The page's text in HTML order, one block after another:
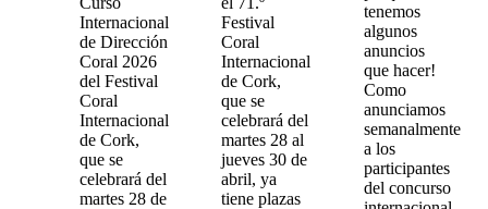
Internacional
de Dirección
Coral 2026
del Festival
Coral
Internacional
de Cork,
que se
celebrará del
martes 28 de
Festival
Coral
Internacional
de Cork,
que se
celebrará del
martes 28 al
jueves 30 de
abril, ya
tiene plazas
tenemos
algunos
anuncios
que hacer!
Como
anunciamos
semanalmente
a los
participantes
del concurso